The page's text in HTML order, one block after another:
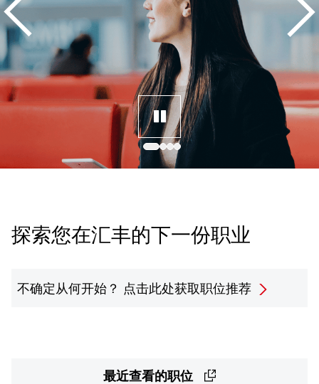
探索您在汇丰的下一份职业
不确定从何开始？ 点击此处获取职位推荐
最近查看的职位